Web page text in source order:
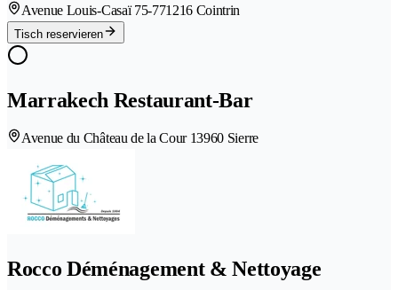
Avenue Louis-Casaï 75-771216 Cointrin
Tisch reservieren
Marrakech Restaurant-Bar
Avenue du Château de la Cour 13960 Sierre
Rocco Déménagement & Nettoyage